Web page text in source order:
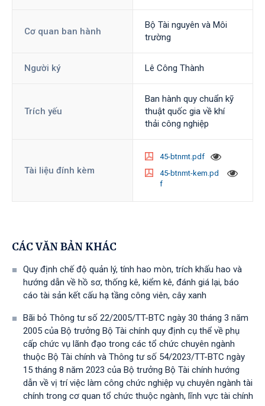
Cơ quan ban hành
Bộ Tài nguyên và Môi
trường
Người ký Lê Công Thành
Trích yếu
Ban hành quy chuẩn kỹ
thuật quốc gia về khí
thải công nghiệp
Tài liệu đính kèm
45-btnmt.pdf
45-btnmt-kem.pd
f
CÁC VĂN BẢN KHÁC
Quy định chế độ quản lý, tính hao mòn, trích khấu hao và
hướng dẫn về hồ sơ, thống kê, kiểm kê, đánh giá lại, báo
cáo tài sản kết cấu hạ tầng công viên, cây xanh
Bãi bỏ Thông tư số 22/2005/TT-BTC ngày 30 tháng 3 năm
2005 của Bộ trưởng Bộ Tài chính quy định cụ thể về phụ
cấp chức vụ lãnh đạo trong các tổ chức chuyên ngành
thuộc Bộ Tài chính và Thông tư số 54/2023/TT-BTС ngày
15 tháng 8 năm 2023 của Bộ trưởng Bộ Tài chính hướng
dẫn về vị trí việc làm công chức nghiệp vụ chuyên ngành tài
chính trong cơ quan tổ chức thuộc ngành, lĩnh vực tài chính